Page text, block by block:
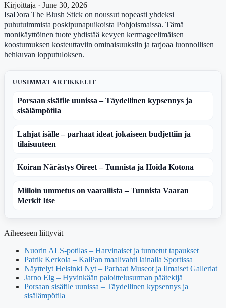
Kirjoittaja · June 30, 2026
IsaDora The Blush Stick on noussut nopeasti yhdeksi
puhutuimmista poskipunapuikoista Pohjoismaissa. Tämä
monikäyttöinen tuote yhdistää kevyen kermageelimäisen
koostumuksen kosteuttaviin ominaisuuksiin ja tarjoaa luonnollisen
hehkuvan lopputuloksen.
UUSIMMAT ARTIKKELIT
Porsaan sisäfile uunissa – Täydellinen kypsennys ja
sisälämpötila
Lahjat isälle – parhaat ideat jokaiseen budjettiin ja
tilaisuuteen
Koiran Närästys Oireet – Tunnista ja Hoida Kotona
Milloin ummetus on vaarallista – Tunnista Vaaran
Merkit Itse
Aiheeseen liittyvät
Nuorin ALS-potilas – Harvinaiset ja tunnetut tapaukset
Patrik Kerkola – KalPan maalivahti lainalla Sportissa
Näyttelyt Helsinki Nyt – Parhaat Museot ja Ilmaiset Galleriat
Jarno Elg – Hyvinkään paloittelusurman päätekijä
Porsaan sisäfile uunissa – Täydellinen kypsennys ja
sisälämpötila